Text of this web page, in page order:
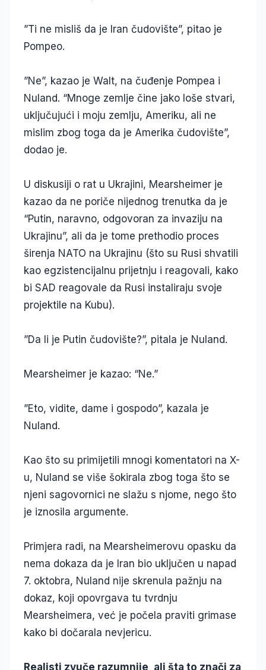
”Ti ne misliš da je Iran čudovište”, pitao je
Pompeo.
”Ne”, kazao je Walt, na čuđenje Pompea i
Nuland. “Mnoge zemlje čine jako loše stvari,
uključujući i moju zemlju, Ameriku, ali ne
mislim zbog toga da je Amerika čudovište”,
dodao je.
U diskusiji o rat u Ukrajini, Mearsheimer je
kazao da ne poriče nijednog trenutka da je
“Putin, naravno, odgovoran za invaziju na
Ukrajinu”, ali da je tome prethodio proces
širenja NATO na Ukrajinu (što su Rusi shvatili
kao egzistencijalnu prijetnju i reagovali, kako
bi SAD reagovale da Rusi instaliraju svoje
projektile na Kubu).
”Da li je Putin čudovište?”, pitala je Nuland.
Mearsheimer je kazao: “Ne.”
”Eto, vidite, dame i gospodo”, kazala je
Nuland.
Kao što su primijetili mnogi komentatori na X-
u, Nuland se više šokirala zbog toga što se
njeni sagovornici ne slažu s njome, nego što
je iznosila argumente.
Primjera radi, na Mearsheimerovu opasku da
nema dokaza da je Iran bio uključen u napad
7. oktobra, Nuland nije skrenula pažnju na
dokaz, koji opovrgava tu tvrdnju
Mearsheimera, već je počela praviti grimase
kako bi dočarala nevjericu.
Realisti zvuče razumnije, ali šta to znači za